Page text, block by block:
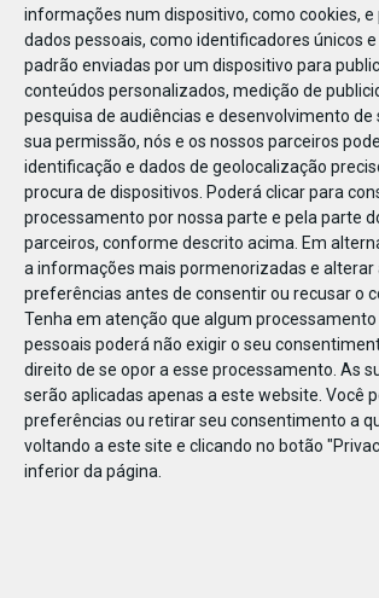
informações num dispositivo, como cookies,
dados pessoais, como identificadores únicos
padrão enviadas por um dispositivo para
conteúdos personalizados, medição de
pesquisa de audiências e desenvolvimento de
sua permissão, nós e os nossos parceiros
identificação e dados de geolocalização
procura de dispositivos. Poderá clicar para
processamento por nossa parte e pela parte
parceiros, conforme descrito acima. Em
a informações mais pormenorizadas e alterar
preferências antes de consentir ou recusar o
Tenha em atenção que algum processamento
pessoais poderá não exigir o seu
direito de se opor a esse processamento. As
serão aplicadas apenas a este website. Você
preferências ou retirar seu consentimento a
voltando a este site e clicando no botão
inferior da página.
695271063397396